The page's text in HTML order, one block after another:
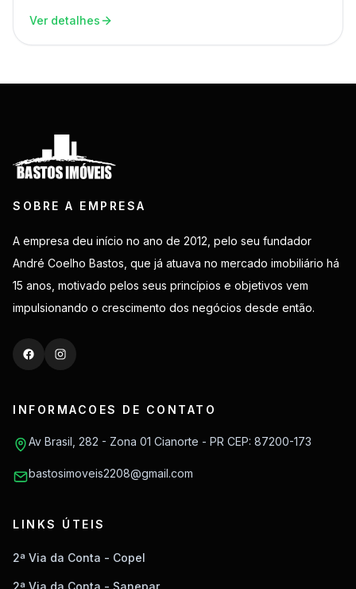
Ver detalhes
SOBRE A EMPRESA
A empresa deu início no ano de 2012, pelo seu fundador
André Coelho Bastos, que já atuava no mercado imobiliário há
15 anos, motivado pelos seus princípios e objetivos vem
impulsionando o crescimento dos negócios desde então.
INFORMACOES DE CONTATO
Av Brasil, 282 - Zona 01 Cianorte - PR CEP: 87200-173
bastosimoveis2208@gmail.com
LINKS ÚTEIS
2ª Via da Conta - Copel
2ª Via da Conta - Sanepar